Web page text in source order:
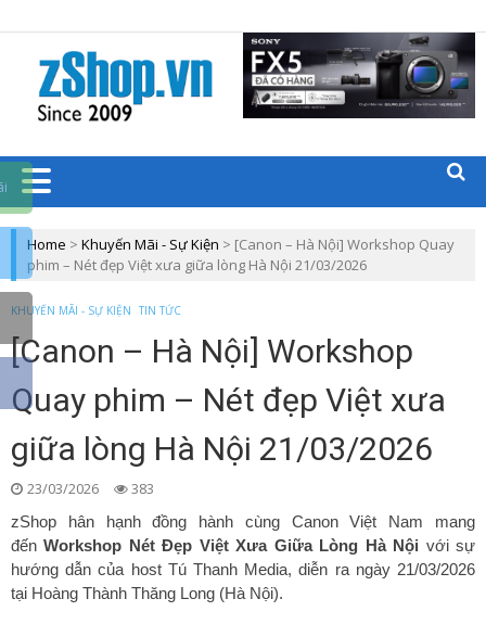
BLOGS CÁC
SẢN PHẨM
CÔNG
NGHỆ
Home > Khuyến Mãi - Sự Kiện > [Canon – Hà Nội] Workshop Quay
phim – Nét đẹp Việt xưa giữa lòng Hà Nội 21/03/2026
KHUYẾN MÃI - SỰ KIỆN TIN TỨC
[Canon – Hà Nội] Workshop
Quay phim – Nét đẹp Việt xưa
giữa lòng Hà Nội 21/03/2026
23/03/2026 383
zShop hân hạnh đồng hành cùng Canon Việt Nam mang
đếnWorkshop Nét Đẹp Việt Xưa Giữa Lòng Hà Nội với sự
hướng dẫn của host Tú Thanh Media, diễn ra ngày 21/03/2026
tại Hoàng Thành Thăng Long (Hà Nội).